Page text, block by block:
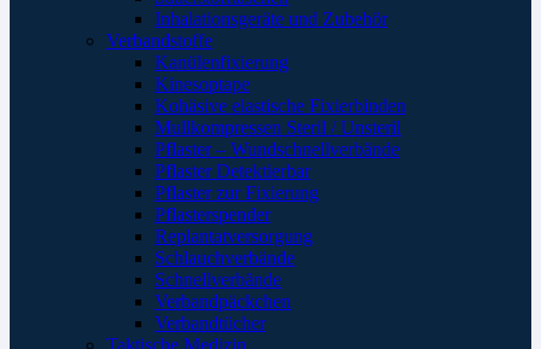
Inhalationsgeräte und Zubehör
Verbandstoffe
Kanülenfixierung
Kinesoptape
Kohäsive elastische Fixierbinden
Mullkompressen Steril / Unsteril
Pflaster – Wundschnellverbände
Pflaster Detektierbar
Pflaster zur Fixierung
Pflasterspender
Replantatversorgung
Schlauchverbände
Schnellverbände
Verbandpäckchen
Verbandtücher
Taktische Medizin